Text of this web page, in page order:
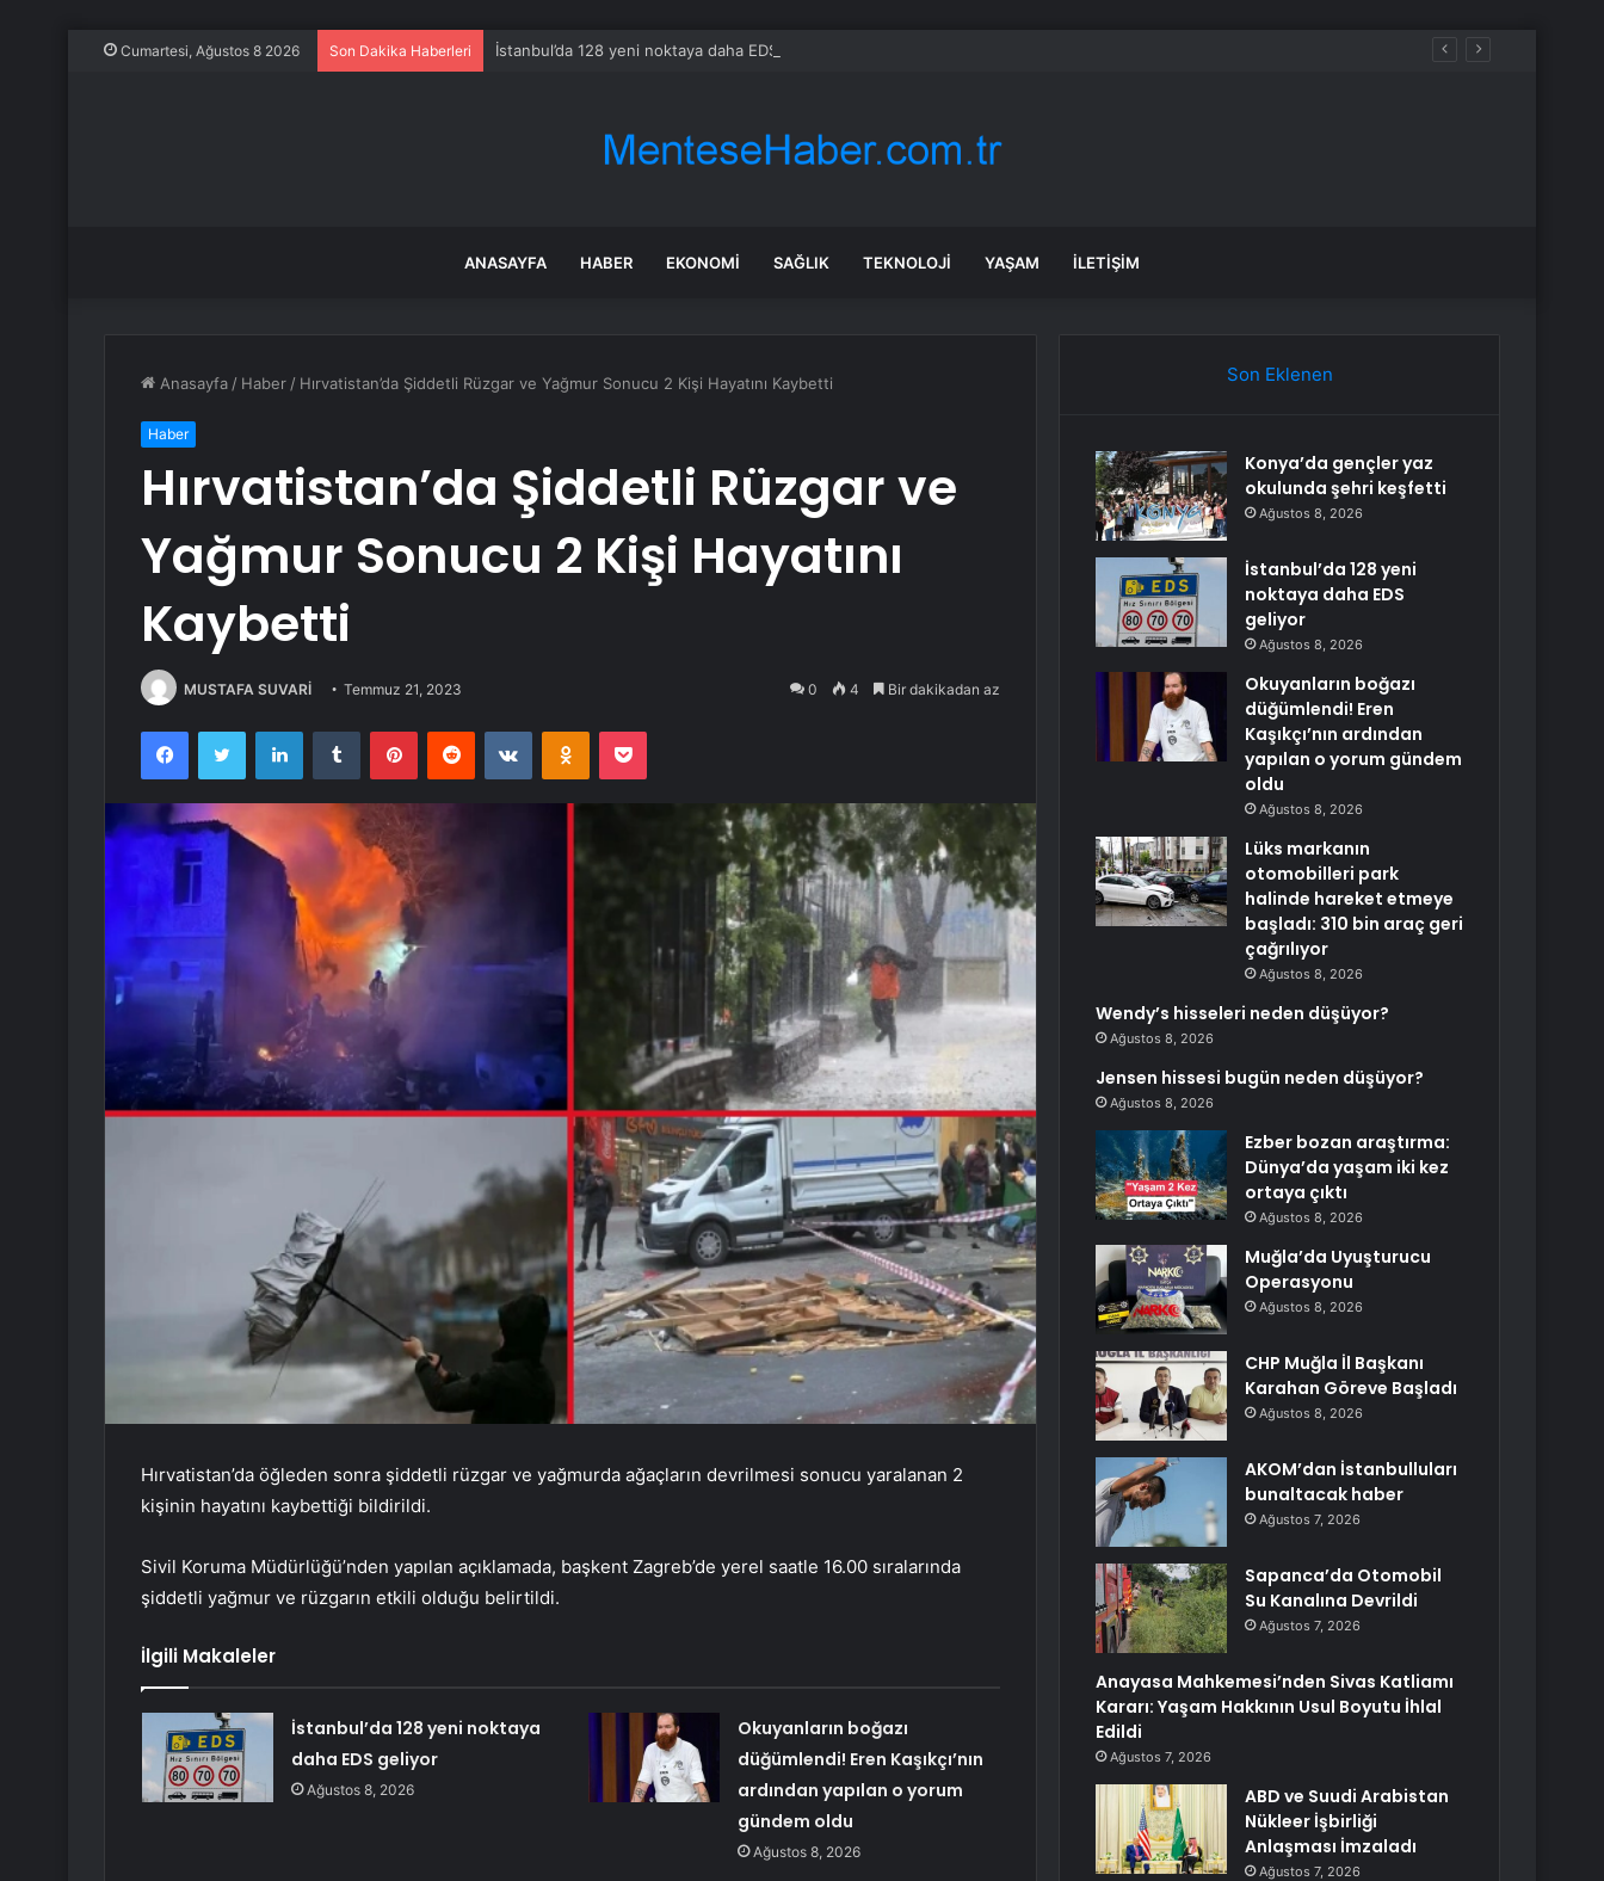
Cumartesi, Ağustos 8 2026 Son Dakika Haberleri İstanbul’da 128 yeni noktaya daha EDS geliyor
ANASAYFA HABER EKONOMI SAĞLIK TEKNOLOJI YAŞAM İLETIŞIM
Anasayfa / Haber / Hırvatistan’da Şiddetli Rüzgar ve Yağmur Sonucu 2 Kişi Hayatını Kaybetti
Haber
Hırvatistan’da Şiddetli Rüzgar ve
Yağmur Sonucu 2 Kişi Hayatını
Kaybetti
MUSTAFA SUVARİ Temmuz 21, 2023 0 4 Bir dakikadan az
FacebookTwitter LinkedInTumblr PinterestReddit VKontakteOdnoklassniki
Pocket
Hırvatistan’da öğleden sonra şiddetli rüzgar ve yağmurda ağaçların devrilmesi sonucu yaralanan 2
kişinin hayatını kaybettiği bildirildi.
Sivil Koruma Müdürlüğü’nden yapılan açıklamada, başkent Zagreb’de yerel saatle 16.00 sıralarında
şiddetli yağmur ve rüzgarın etkili olduğu belirtildi.
İlgili Makaleler
İstanbul’da 128 yeni noktaya
daha EDS geliyor
Ağustos 8, 2026
Okuyanların boğazı
düğümlendi! Eren Kaşıkçı’nın
ardından yapılan o yorum
gündem oldu
Ağustos 8, 2026
Son Eklenen
Konya’da gençler yaz
okulunda şehri keşfetti
Ağustos 8, 2026
İstanbul’da 128 yeni
noktaya daha EDS
geliyor
Ağustos 8, 2026
Okuyanların boğazı
düğümlendi! Eren
Kaşıkçı’nın ardından
yapılan o yorum gündem
oldu
Ağustos 8, 2026
Lüks markanın
otomobilleri park
halinde hareket etmeye
başladı: 310 bin araç geri
çağrılıyor
Ağustos 8, 2026
Wendy’s hisseleri neden düşüyor?
Ağustos 8, 2026
Jensen hissesi bugün neden düşüyor?
Ağustos 8, 2026
Ezber bozan araştırma:
Dünya’da yaşam iki kez
ortaya çıktı
Ağustos 8, 2026
Muğla’da Uyuşturucu
Operasyonu
Ağustos 8, 2026
CHP Muğla İl Başkanı
Karahan Göreve Başladı
Ağustos 8, 2026
AKOM’dan İstanbulluları
bunaltacak haber
Ağustos 7, 2026
Sapanca’da Otomobil
Su Kanalına Devrildi
Ağustos 7, 2026
Anayasa Mahkemesi’nden Sivas Katliamı
Kararı: Yaşam Hakkının Usul Boyutu İhlal
Edildi
Ağustos 7, 2026
ABD ve Suudi Arabistan
Nükleer İşbirliği
Anlaşması İmzaladı
Ağustos 7, 2026